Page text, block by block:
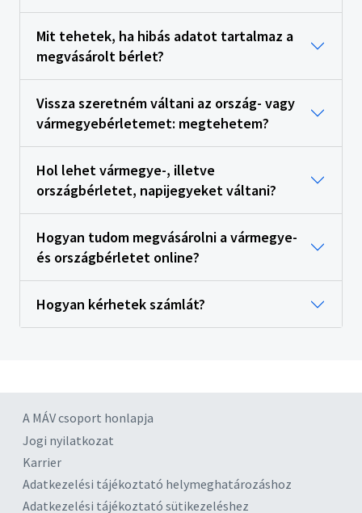
Mit tehetek, ha hibás adatot tartalmaz a
megvásárolt bérlet?
Vissza szeretném váltani az ország- vagy
vármegyebérletemet: megtehetem?
Hol lehet vármegye-, illetve
országbérletet, napijegyeket váltani?
Hogyan tudom megvásárolni a vármegye-
és országbérletet online?
Hogyan kérhetek számlát?
A MÁV csoport honlapja
Jogi nyilatkozat
Karrier
Adatkezelési tájékoztató helymeghatározáshoz
Adatkezelési tájékoztató sütikezeléshez